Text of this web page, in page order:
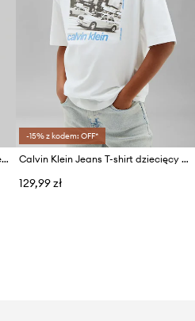
Calvin Klein Jeans T-shirt basic dziecięcy bawełniany
-15% z kodem: OFF*
Calvin Klein Jeans T-shirt dziecięcy bawełniany
129,99 zł